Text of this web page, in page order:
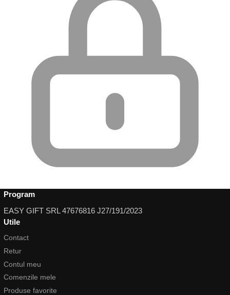
Program
EASY GIFT SRL 47676816 J27/191/2023
Utile
Contact
Retur
Contul meu
Comenzile mele
Produse favorite